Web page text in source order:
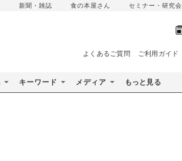
新聞・雑誌 食の本屋さん セミナー・研究会
よくあるご質問 ご利用ガイド
キーワード メディア もっと見る